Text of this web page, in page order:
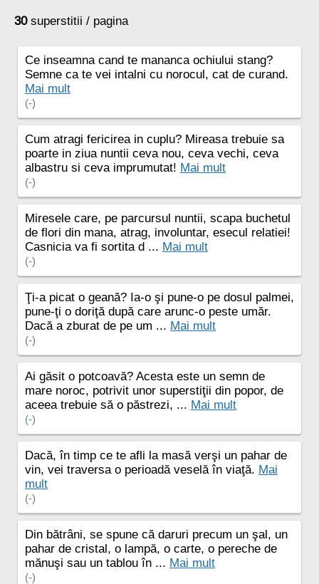
30superstitii / pagina
Ce inseamna cand te mananca ochiului stang?
Semne ca te vei intalni cu norocul, cat de curand.
Mai mult
(-)
Cum atragi fericirea in cuplu? Mireasa trebuie sa
poarte in ziua nuntii ceva nou, ceva vechi, ceva
albastru si ceva imprumutat! Mai mult
(-)
Miresele care, pe parcursul nuntii, scapa buchetul
de flori din mana, atrag, involuntar, esecul relatiei!
Casnicia va fi sortita d ... Mai mult
(-)
Ţi-a picat o geană? Ia-o şi pune-o pe dosul palmei,
pune-ţi o doriţă după care arunc-o peste umăr.
Dacă a zburat de pe um ... Mai mult
(-)
Ai găsit o potcoavă? Acesta este un semn de
mare noroc, potrivit unor superstiţii din popor, de
aceea trebuie să o păstrezi, ... Mai mult
(-)
Dacă, în timp ce te afli la masă verşi un pahar de
vin, vei traversa o perioadă veselă în viaţă. Mai
mult
(-)
Din bătrâni, se spune că daruri precum un şal, un
pahar de cristal, o lampă, o carte, o pereche de
mănuşi sau un tablou în ... Mai mult
(-)